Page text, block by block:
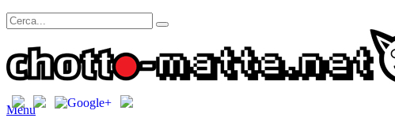
Menu